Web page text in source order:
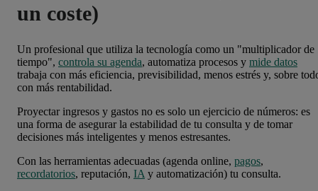
un coste)
Un profesional que utiliza la tecnología como un "multiplicador de
tiempo", controla su agenda, automatiza procesos y mide datos
trabaja con más eficiencia, previsibilidad, menos estrés y, sobre
con más rentabilidad.
Proyectar ingresos y gastos no es solo un ejercicio de números: es
una forma de asegurar la estabilidad de tu consulta y de tomar
decisiones más inteligentes y menos estresantes.
Con las herramientas adecuadas (agenda online, pagos,
recordatorios, reputación, IAy automatización) tu consulta.